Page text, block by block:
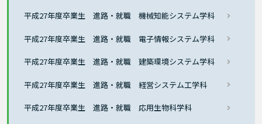
平成27年度卒業生 進路・就職 機械知能システム学科
平成27年度卒業生 進路・就職 電子情報システム学科
平成27年度卒業生 進路・就職 建築環境システム学科
平成27年度卒業生 進路・就職 経営システム工学科
平成27年度卒業生 進路・就職 応用生物科学科